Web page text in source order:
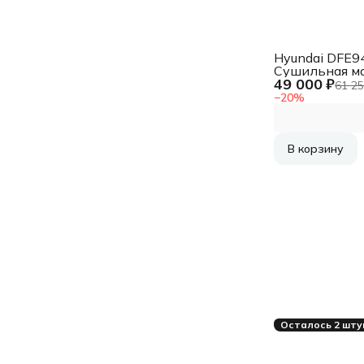
49 000 ₽61
−20%
Hyundai
Сушильная
белый, 10 кг,
В корзину
Осталось 2